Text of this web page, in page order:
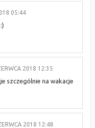
05:44
2018 12:35
szczególnie na wakacje
2018 12:48